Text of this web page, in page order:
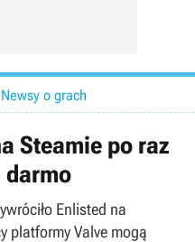
Newsy o grach
Steamie po raz
darmo
Enlisted na
platformy Valve mogą